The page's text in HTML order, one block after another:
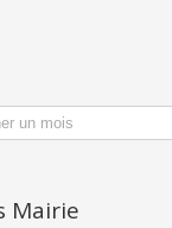
Mairie